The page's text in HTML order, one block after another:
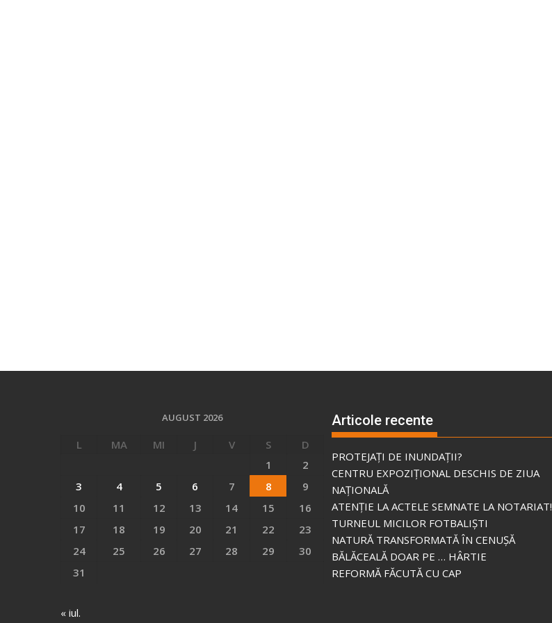
AUGUST 2026
L MA MI J V S
D
1
2
3
4 5 6 7 8
9
10
11 12 13 14 15
16
17
18 19 20 21 22
23
24
25 26 27 28 29
30
31
« iul.
Articole recente
PROTEJAȚI DE INUNDAȚII?
CENTRU EXPOZIȚIONAL DESCHIS DE ZIUA
NAȚIONALĂ
ATENȚIE LA ACTELE SEMNATE LA NOTARIAT!
TURNEUL MICILOR FOTBALIȘTI
NATURĂ TRANSFORMATĂ ÎN CENUȘĂ
BĂLĂCEALĂ DOAR PE … HÂRTIE
REFORMĂ FĂCUTĂ CU CAP